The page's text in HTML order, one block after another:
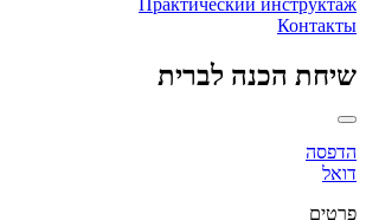
Практический инструктаж
Контакты
שיחת הכנה לברית
הדפסה
דואל
פרטים